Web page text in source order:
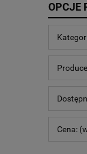
OPCJE
Cena: